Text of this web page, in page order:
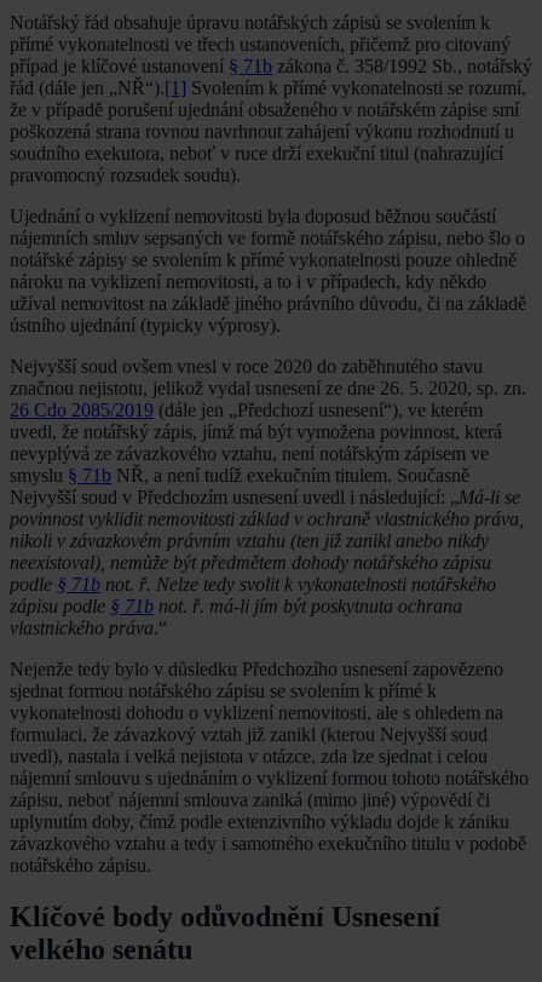
Notářský řád obsahuje úpravu notářských zápisů se svolením k
přímé vykonatelnosti ve třech ustanoveních, přičemž pro citovaný
případ je klíčové ustanovení § 71b zákona č. 358/1992 Sb., notářský
řád (dále jen „NŘ“).[1] Svolením k přímé vykonatelnosti se rozumí,
že v případě porušení ujednání obsaženého v notářském zápise smí
poškozená strana rovnou navrhnout zahájení výkonu rozhodnutí u
soudního exekutora, neboť v ruce drží exekuční titul (nahrazující
pravomocný rozsudek soudu).
Ujednání o vyklizení nemovitosti byla doposud běžnou součástí
nájemních smluv sepsaných ve formě notářského zápisu, nebo šlo o
notářské zápisy se svolením k přímé vykonatelnosti pouze ohledně
nároku na vyklizení nemovitosti, a to i v případech, kdy někdo
užíval nemovitost na základě jiného právního důvodu, či na základě
ústního ujednání (typicky výprosy).
Nejvyšší soud ovšem vnesl v roce 2020 do zaběhnutého stavu
značnou nejistotu, jelikož vydal usnesení ze dne 26. 5. 2020, sp. zn.
26 Cdo 2085/2019 (dále jen „Předchozí usnesení“), ve kterém
uvedl, že notářský zápis, jímž má být vymožena povinnost, která
nevyplývá ze závazkového vztahu, není notářským zápisem ve
smyslu § 71b NŘ, a není tudíž exekučním titulem. Současně
Nejvyšší soud v Předchozím usnesení uvedl i následující: „Má-li se
povinnost vyklidit nemovitosti základ v ochraně vlastnického práva,
nikoli v závazkovém právním vztahu (ten již zanikl anebo nikdy
neexistoval), nemůže být předmětem dohody notářského zápisu
podle § 71b not. ř. Nelze tedy svolit k vykonatelnosti notářského
zápisu podle § 71b not. ř. má-li jím být poskytnuta ochrana
vlastnického práva.“
Nejenže tedy bylo v důsledku Předchozího usnesení zapovězeno
sjednat formou notářského zápisu se svolením k přímé k
vykonatelnosti dohodu o vyklizení nemovitosti, ale s ohledem na
formulaci, že závazkový vztah již zanikl (kterou Nejvyšší soud
uvedl), nastala i velká nejistota v otázce, zda lze sjednat i celou
nájemní smlouvu s ujednáním o vyklizení formou tohoto notářského
zápisu, neboť nájemní smlouva zaniká (mimo jiné) výpovědí či
uplynutím doby, čímž podle extenzivního výkladu dojde k zániku
závazkového vztahu a tedy i samotného exekučního titulu v podobě
notářského zápisu.
Klíčové body odůvodnění Usnesení
velkého senátu